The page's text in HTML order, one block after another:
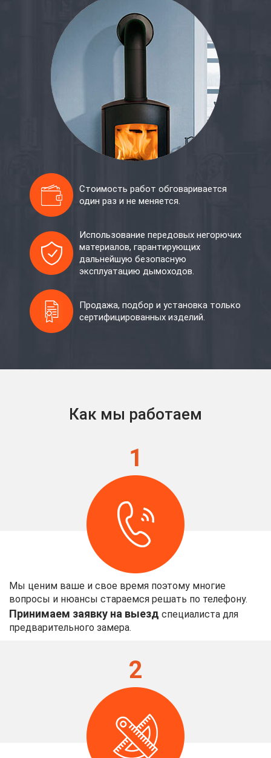
Стоимость работ обговаривается
один раз и не меняется.
Использование передовых негорючих
материалов, гарантирующих
дальнейшую безопасную
эксплуатацию дымоходов.
Продажа, подбор и установка только
сертифицированных изделий.
Как мы работаем
Мы ценим ваше и свое время поэтому многие
вопросы и нюансы стараемся решать по телефону.
Принимаем заявку на выезд специалиста для
предварительного замера.
1
2